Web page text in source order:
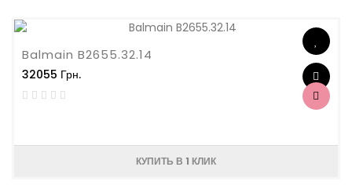
Balmain B2655.32.14
32055 Грн.
КУПИТЬ В 1 КЛИК